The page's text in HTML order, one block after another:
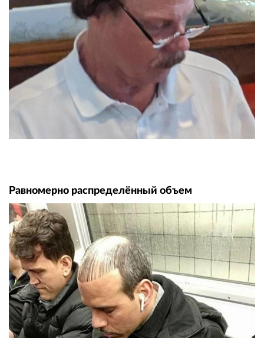
Равномерно распределённый объем